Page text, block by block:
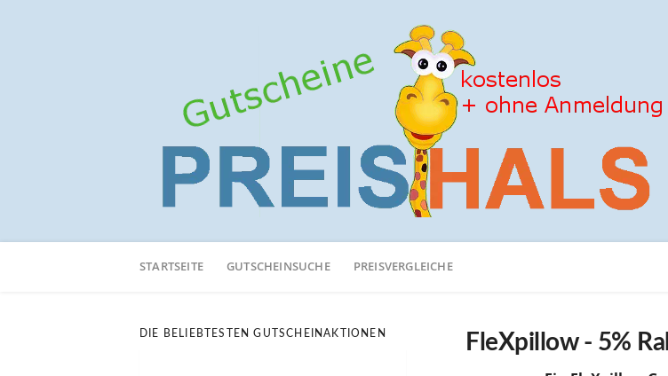
Online-
STARTSEITE GUTSCHEINSUCHE PREISVERGLEICHE
FleXpillow - 5%
DIE BELIEBTESTEN GUTSCHEINAKTIONEN